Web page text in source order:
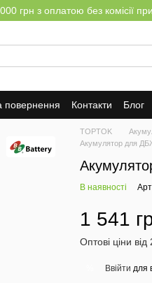
грн з оплатою без комісії
повернення Контакти Блог
TOPTOK
Акумулятор для
В наявності
1 541
Оптові ціни
Ввійти для